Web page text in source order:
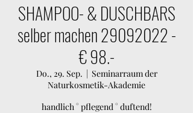
SHAMPOO- & DUSCHBARS
selber machen 29092022 -
€ 98.-
Do., 29. Sep.
  |
Seminarraum der
Naturkosmetik-Akademie
handlich ° pflegend ° duftend!